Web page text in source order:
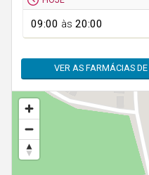
Portalegre
Santarém
Viana do Castelo
Vila Real
Viseu
09:00 às 20:00
VER AS FARMÁCIAS